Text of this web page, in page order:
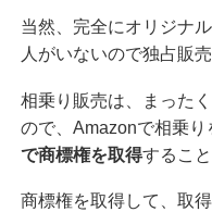
当然、完全にオリジナ
人がいないので独占販
相乗り販売は、まった
ので、Amazonで相乗り
で商標権を取得するこ
商標権を取得して、取